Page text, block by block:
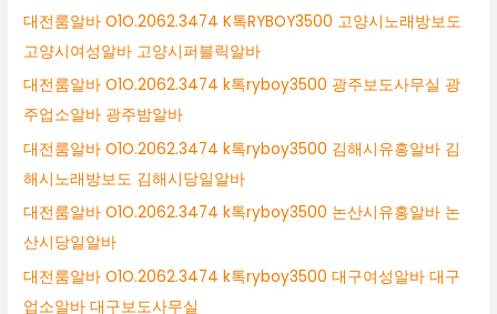
대전룸알바 O1O.2062.3474 K톡RYBOY3500 고양시노래방보도
고양시여성알바 고양시퍼블릭알바
대전룸알바 O1O.2062.3474 k톡ryboy3500 광주보도사무실 광
주업소알바 광주밤알바
대전룸알바 O1O.2062.3474 k톡ryboy3500 김해시유흥알바 김
해시노래방보도 김해시당일알바
대전룸알바 O1O.2062.3474 k톡ryboy3500 논산시유흥알바 논
산시당일알바
대전룸알바 O1O.2062.3474 k톡ryboy3500 대구여성알바 대구
업소알바 대구보도사무실